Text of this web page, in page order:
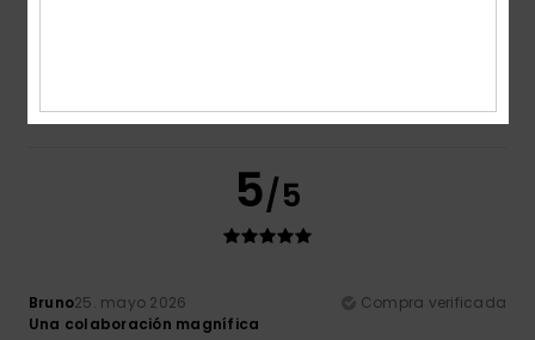
perfectaMaterial: 5/5 Color: 4/5
5/5
Bruno25. mayo 2026
Compra verificada
Una colaboración magnífica